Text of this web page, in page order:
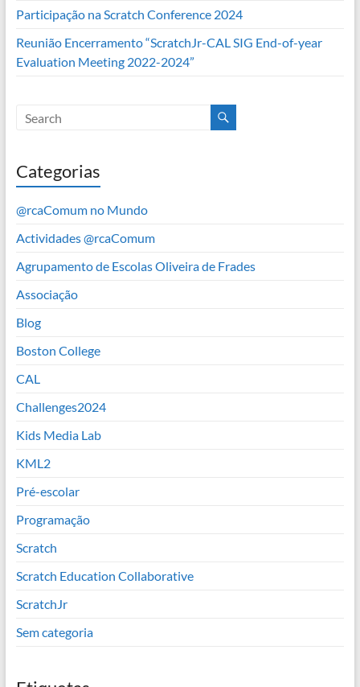
Participação na Scratch Conference 2024
Reunião Encerramento “ScratchJr-CAL SIG End-of-year
Evaluation Meeting 2022-2024”
Categorias
@rcaComum no Mundo
Actividades @rcaComum
Agrupamento de Escolas Oliveira de Frades
Associação
Blog
Boston College
CAL
Challenges2024
Kids Media Lab
KML2
Pré-escolar
Programação
Scratch
Scratch Education Collaborative
ScratchJr
Sem categoria